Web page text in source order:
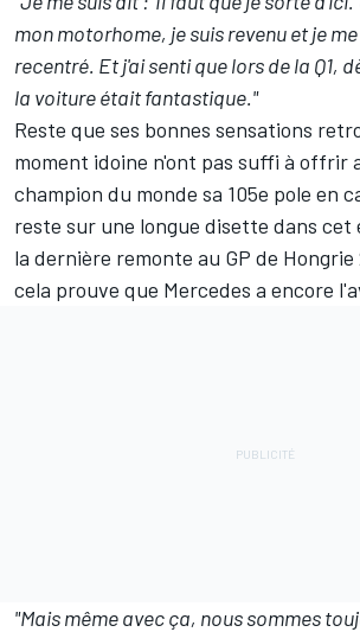
mon motorhome, je suis revenu et je
recentré. Et j'ai senti que lors de la Q1,
la voiture était fantastique."
Reste que ses bonnes sensations
moment idoine n'ont pas suffi à offrir
champion du monde sa 105e pole en
reste sur une longue disette dans cet
la dernière remonte au GP de
cela prouve que Mercedes a encore
"Mais même avec ça, nous sommes